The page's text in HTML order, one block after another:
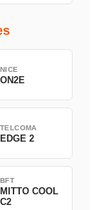
NICE
ON2E
TELCOMA
EDGE 2
BFT
MITTO COOL
C2